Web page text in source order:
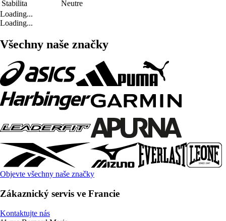
Stabilita
Neutre
Loading...
Loading...
Všechny naše značky
Objevte všechny naše značky
Zákaznický servis ve Francie
Kontaktujte nás